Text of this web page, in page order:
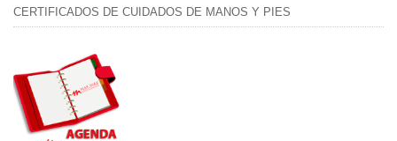
CERTIFICADOS DE CUIDADOS DE MANOS Y PIES